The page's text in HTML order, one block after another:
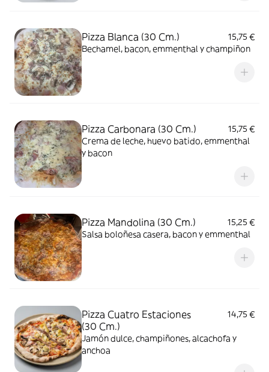
Pizza Blanca (30 Cm.)
15,75 €
Bechamel, bacon, emmenthal y champiñon
Pizza Carbonara (30 Cm.)
15,75 €
Crema de leche, huevo batido, emmenthal
y bacon
Pizza Mandolina (30 Cm.)
15,25 €
Salsa boloñesa casera, bacon y emmenthal
Pizza Cuatro Estaciones
(30 Cm.)
14,75 €
Jamón dulce, champiñones, alcachofa y
anchoa